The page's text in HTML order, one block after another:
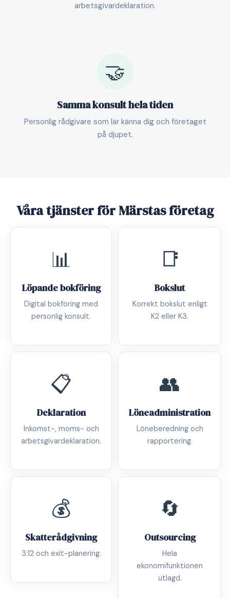
arbetsgivardeklaration.
🤝
Samma konsult hela tiden
Personlig rådgivare som lär känna dig och företaget
på djupet.
Våra tjänster för Märstas företag
📊
Löpande bokföring
Digital bokföring med
personlig konsult.
📑
Bokslut
Korrekt bokslut enligt
K2 eller K3.
📋
Deklaration
Inkomst-, moms- och
arbetsgivardeklaration.
👥
Löneadministration
Löneberedning och
rapportering.
💰
Skatterådgivning
3:12 och exit-planering.
🔄
Outsourcing
Hela
ekonomifunktionen
utlagd.